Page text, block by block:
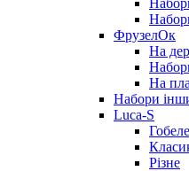
ФрузелОк
На
На
Набори
Luca-S
Різне